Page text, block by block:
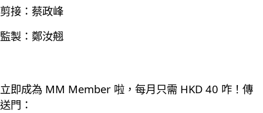
剪接：蔡政峰
監製：鄭汝翹
立即成為 MM Member 啦，每月只需 HKD 40 咋！傳
送門：